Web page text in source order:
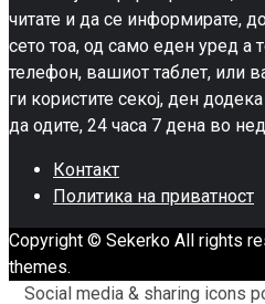
читате и да се информирате,
сето тоа, од само еден уред а
телефон, вашиот таблет, или
ги користите секој, ден
да одите, 24 часа 7 дена во
Контакт
Политика на приватност
Copyright © Sekerko All rights
themes.
Social media & sharing icons